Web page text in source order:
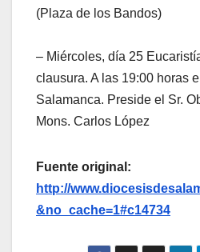
(Plaza de los Bandos)
– Miércoles, día 25
clausura. A las 19:00 horas
Salamanca. Preside el Sr.
Mons. Carlos López
Fuente original:
http://
&no_cache=1#c14734